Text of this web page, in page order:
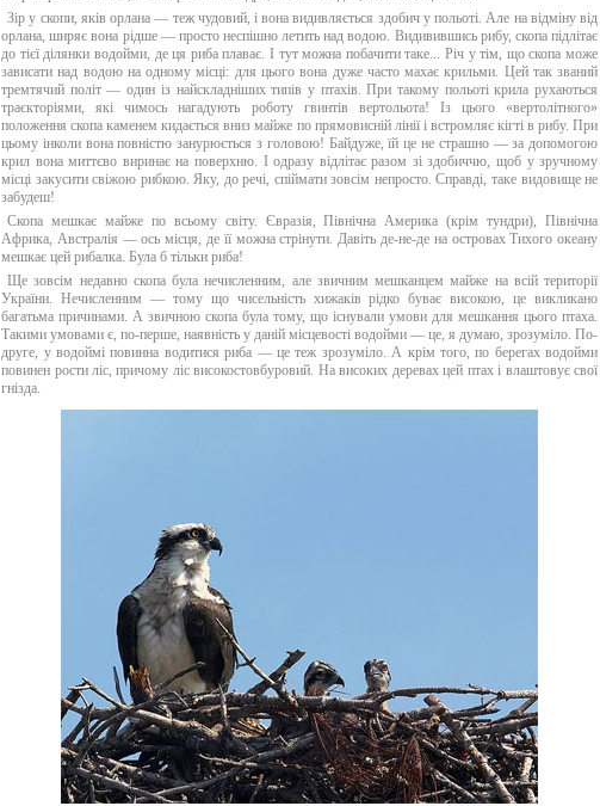
Зір у скопи, яків орлана — теж чудовий, і вона видивляється здобич у польоті. Але на відміну від
орлана, ширяє вона рідше — просто неспішно летить над водою. Видивившись рибу, скопа підлітає
до тієї ділянки водойми, де ця риба плаває. І тут можна побачити таке... Річ у тім, що скопа може
зависати над водою на одному місці: для цього вона дуже часто махає крильми. Цей так званий
тремтячий політ — один із найскладніших типів у птахів. При такому польоті крила рухаються
траєкторіями, які чимось нагадують роботу гвинтів вертольота! Із цього «вертолітного»
положення скопа каменем кидається вниз майже по прямовисній лінії і встромляє кігті в рибу. При
цьому інколи вона повністю занурюється з головою! Байдуже, їй це не страшно — за допомогою
крил вона миттєво виринає на поверхню. І одразу відлітає разом зі здобиччю, щоб у зручному
місці закусити свіжою рибкою. Яку, до речі, спіймати зовсім непросто. Справді, таке видовище не
забудеш!
Скопа мешкає майже по всьому світу. Євразія, Північна Америка (крім тундри), Північна
Африка, Австралія — ось місця, де її можна стрінути. Давіть де-не-де на островах Тихого океану
мешкає цей рибалка. Була б тільки риба!
Ще зовсім недавно скопа була нечисленним, але звичним мешканцем майже на всій території
України. Нечисленним — тому що чисельність хижаків рідко буває високою, це викликано
багатьма причинами. А звичною скопа була тому, що існували умови для мешкання цього птаха.
Такими умовами є, по-перше, наявність у даній місцевості водойми — це, я думаю, зрозуміло. По-
друге, у водоймі повинна водитися риба — це теж зрозуміло. А крім того, по берегах водойми
повинен рости ліс, причому ліс високостовбуровий. На високих деревах цей птах і влаштовує свої
гнізда.